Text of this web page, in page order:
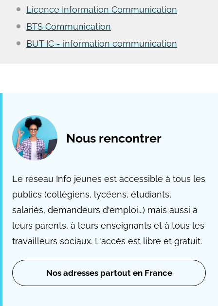
Licence Information Communication
BTS Communication
BUT IC - information communication
Nous rencontrer
Le réseau Info jeunes est accessible à tous les
publics (collégiens, lycéens, étudiants,
salariés, demandeurs d'emploi...) mais aussi à
leurs parents, à leurs enseignants et à tous les
travailleurs sociaux. L'accès est libre et gratuit.
Nos adresses partout en France